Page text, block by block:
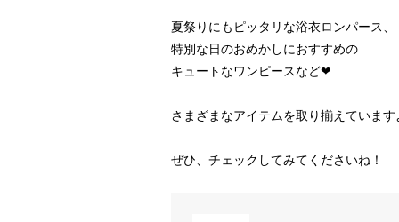
夏祭りにもピッタリな浴衣ロンパース、
特別な日のおめかしにおすすめの
キュートなワンピースなど❤
さまざまなアイテムを取り揃えています
ぜひ、チェックしてみてくださいね！